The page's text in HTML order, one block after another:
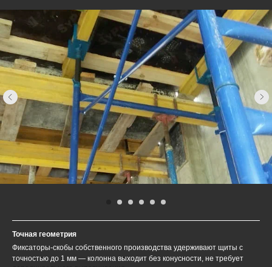
Точная геометрия
Фиксаторы-скобы собственного производства удерживают щиты с
точностью до 1 мм — колонна выходит без конусности, не требует